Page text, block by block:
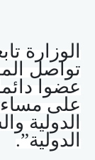
الوزارة
تواصل
عضوا
على
الدولية
الدولية”.